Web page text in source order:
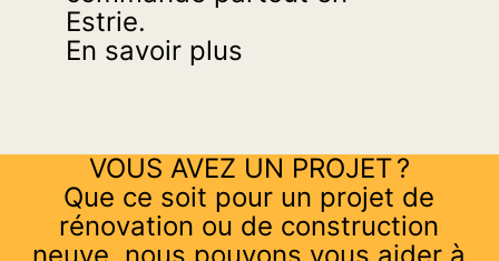
Estrie.
En savoir plus
VOUS AVEZ UN PROJET ?
Que ce soit pour un projet de
rénovation ou de construction